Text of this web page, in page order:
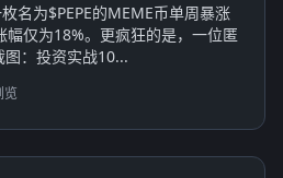
名为$PEPE的MEME币单周暴涨
仅为18%。更疯狂的是，一位匿
：投资实战10...
览